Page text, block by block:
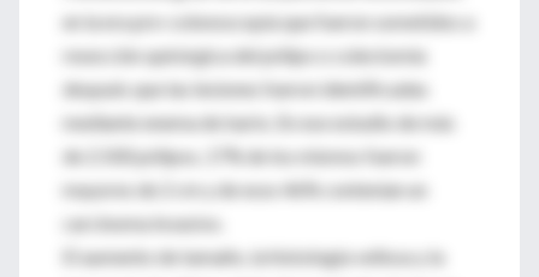
en la era pre-colonoscopía que fueron sometidos a
resección quirúrgica del pólipo o colectomía
después que las lesiones fueron identificadas
mediante enema de bario. En ese estudio de más
de 2.500 pólipos, 17% de los mismos fueron
mayores de 2 cm y de esos 46% contenían un
carcinoma invasivo.
El aumento de tamaño, la histología vellosa y la